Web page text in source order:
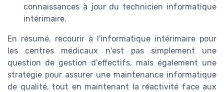
connaissances à jour du technicien informatique
intérimaire.
En résumé, recourir à l'informatique intérimaire pour
les centres médicaux n'est pas simplement une
question de gestion d'effectifs, mais également une
stratégie pour assurer une maintenance informatique
de qualité, tout en maintenant la réactivité face aux